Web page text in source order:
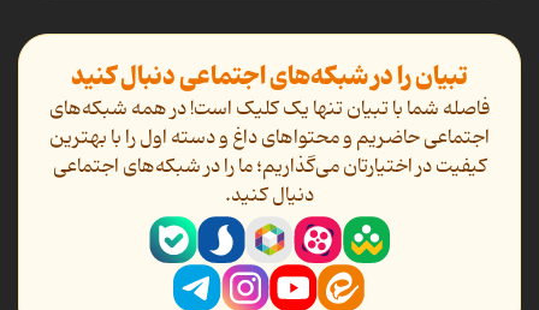
تبیان را در شبکه‌های اجتماعی دنبال کنید
فاصله شما با تبیان تنها یک کلیک است! در همه شبکه‌های
اجتماعی حاضریم و محتواهای داغ و دسته اول را با بهترین
کیفیت در اختیارتان می‌گذاریم؛ ما را در شبکه‌های اجتماعی
دنیال کنید.